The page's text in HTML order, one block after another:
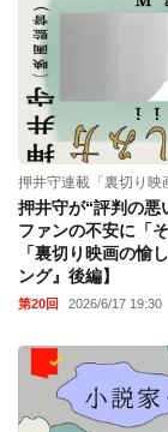
押井守連載「裏切り映
押井守が“評判の悪
ファンの不安に「
「裏切り映画の愉
ング』後編】
第20回 2026/6/17 19:30